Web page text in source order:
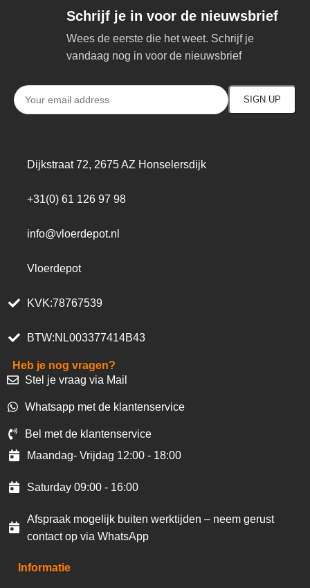
Schrijf je in voor de nieuwsbrief
Wees de eerste die het weet. Schrijf je
vandaag nog in voor de nieuwsbrief
Dijkstraat 72, 2675 AZ Honselersdijk
+31(0) 61 126 97 98
info@vloerdepot.nl
Vloerdepot
KVK:78767539
BTW:NL003377414B43
Heb je nog vragen?
Stel je vraag via Mail
Whatsapp met de klantenservice
Bel met de klantenservice
Maandag- Vrijdag 12:00 - 18:00
Saturday 09:00 - 16:00
Afspraak mogelijk buiten werktijden – neem gerust
contact op via WhatsApp
Informatie